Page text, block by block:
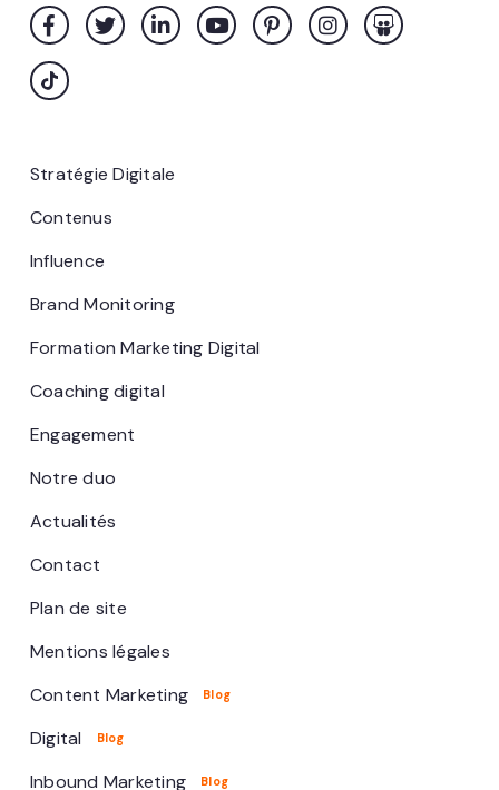
Stratégie Digitale
Contenus
Influence
Brand Monitoring
Formation Marketing Digital
Coaching digital
Engagement
Notre duo
Actualités
Contact
Plan de site
Mentions légales
Content Marketing
Digital
Inbound Marketing